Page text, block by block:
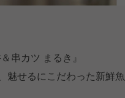
串カツ まるき』
魅せるにこだわった新鮮魚